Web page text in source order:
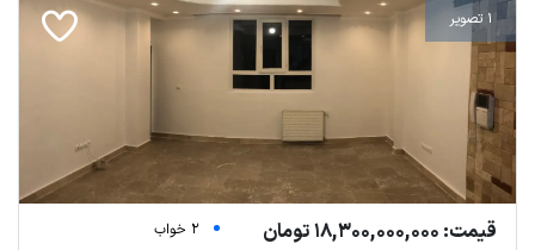
1 تصویر
قیمت: 18,300,000,000 تومان
2 خواب